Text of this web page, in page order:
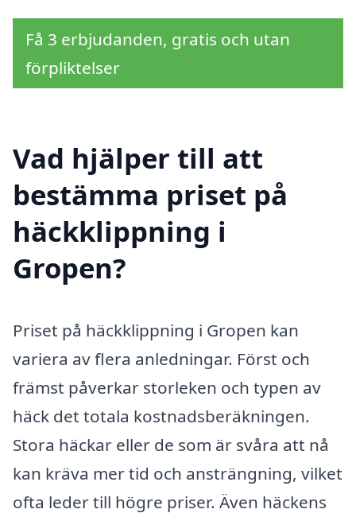
Få 3 erbjudanden, gratis och utan
förpliktelser
Vad hjälper till att
bestämma priset på
häckklippning i
Gropen?
Priset på häckklippning i Gropen kan
variera av flera anledningar. Först och
främst påverkar storleken och typen av
häck det totala kostnadsberäkningen.
Stora häckar eller de som är svåra att nå
kan kräva mer tid och ansträngning, vilket
ofta leder till högre priser. Även häckens